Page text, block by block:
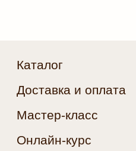
© 2016-2026, МАНОВА
Политика